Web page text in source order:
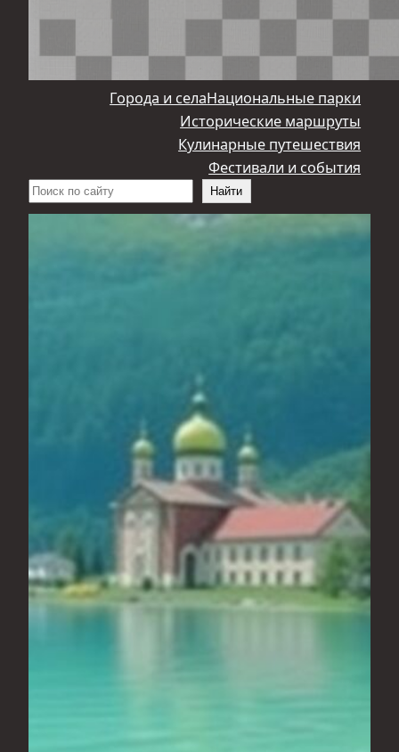
Города и селаНациональные парки
Исторические маршруты
Кулинарные путешествия
Фестивали и события
Поиск
Найти